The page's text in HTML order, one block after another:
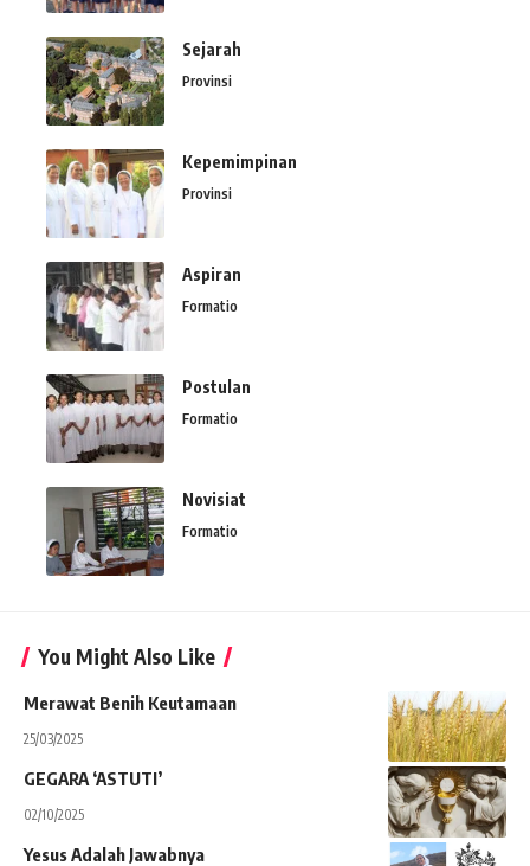
Sejarah
Provinsi
Kepemimpinan
Provinsi
Aspiran
Formatio
Postulan
Formatio
Novisiat
Formatio
You Might Also Like
Merawat Benih Keutamaan
25/03/2025
GEGARA ‘ASTUTI’
02/10/2025
Yesus Adalah Jawabnya